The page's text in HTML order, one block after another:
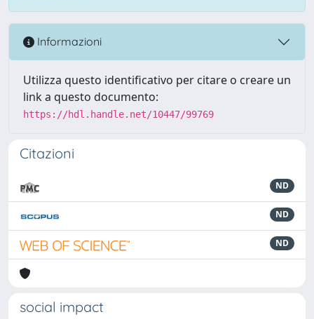
Informazioni
Utilizza questo identificativo per citare o creare un
link a questo documento:
https://hdl.handle.net/10447/99769
Citazioni
ND
ND
ND
social impact